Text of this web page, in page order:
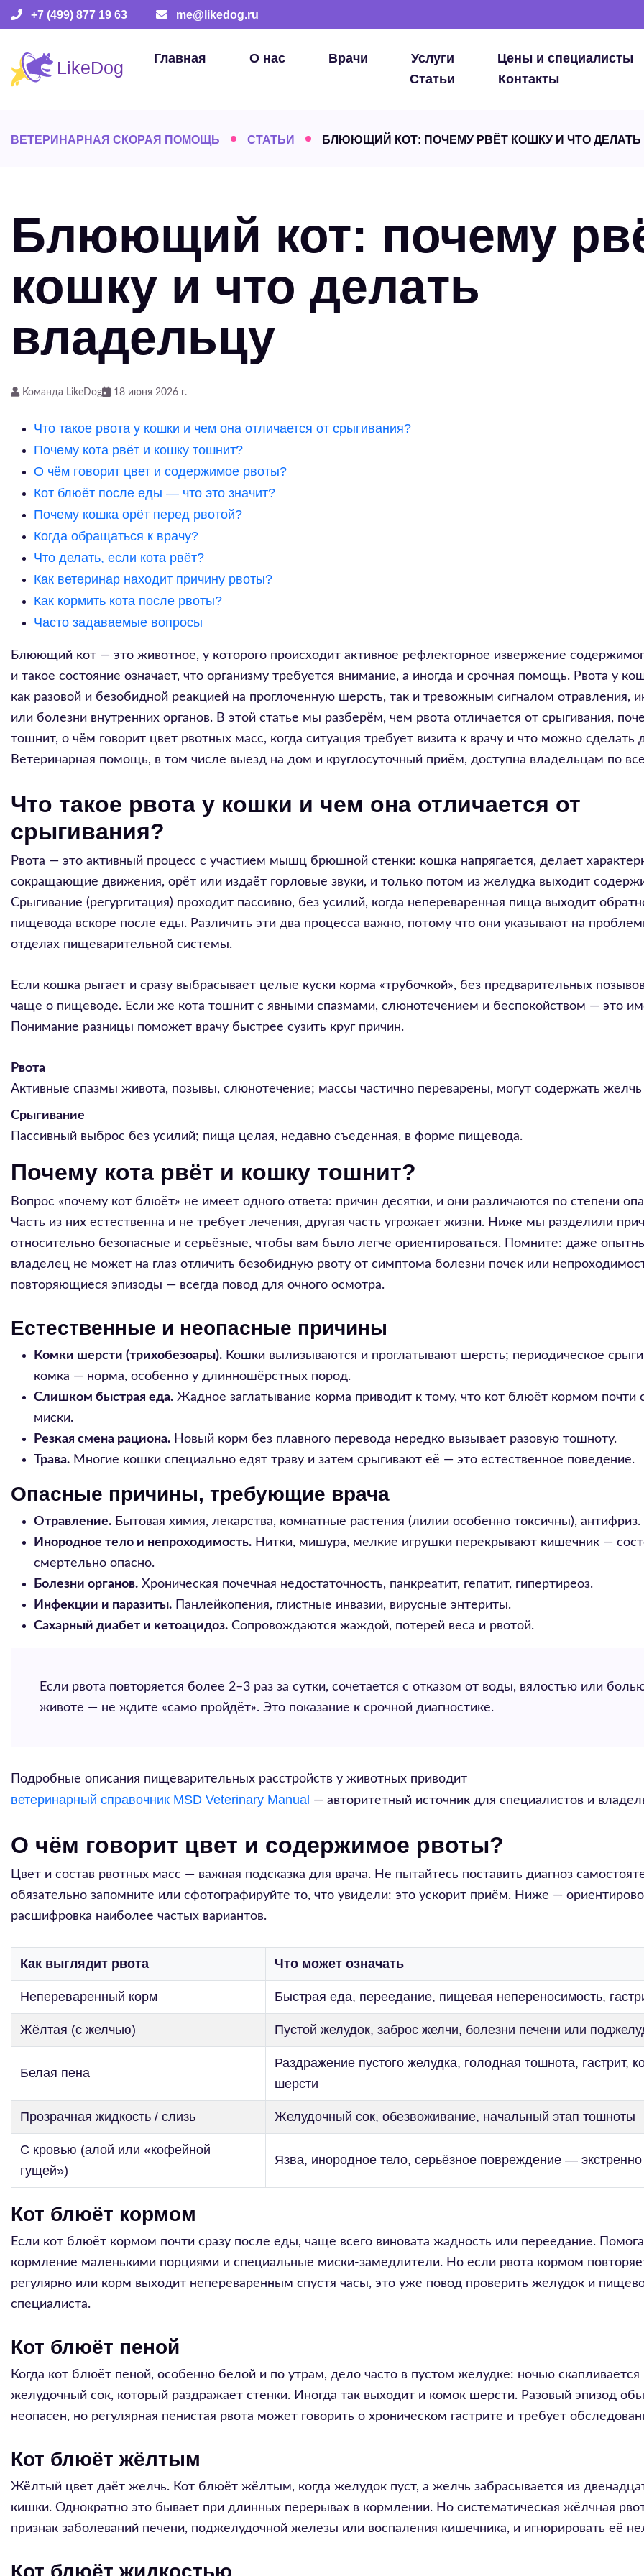
+7 (499) 877 19 63 me@likedog.ru
Главная О нас Врачи Услуги Цены и специалисты
Статьи
Контакты
ВЕТЕРИНАРНАЯ СКОРАЯ ПОМОЩЬ СТАТЬИ БЛЮЮЩИЙ КОТ: ПОЧЕМУ РВЁТ КОШКУ И ЧТО
Блюющий кот: почему
кошку и что делать
владельцу
Команда LikeDog 18 июня 2026 г.
Что такое рвота у кошки и чем она отличается от срыгивания?
Почему кота рвёт и кошку тошнит?
О чём говорит цвет и содержимое рвоты?
Кот блюёт после еды — что это значит?
Почему кошка орёт перед рвотой?
Когда обращаться к врачу?
Что делать, если кота рвёт?
Как ветеринар находит причину рвоты?
Как кормить кота после рвоты?
Часто задаваемые вопросы
Блюющий кот — это животное, у которого происходит активное рефлекторное извержение
и такое состояние означает, что организму требуется внимание, а иногда и срочная помощь. Рвота у
как разовой и безобидной реакцией на проглоченную шерсть, так и тревожным сигналом отравления,
или болезни внутренних органов. В этой статье мы разберём, чем рвота отличается от срыгивания,
тошнит, о чём говорит цвет рвотных масс, когда ситуация требует визита к врачу и что можно сделать
Ветеринарная помощь, в том числе выезд на дом и круглосуточный приём, доступна владельцам по
Что такое рвота у кошки и чем она отличается от
срыгивания?
Рвота — это активный процесс с участием мышц брюшной стенки: кошка напрягается, делает
сокращающие движения, орёт или издаёт горловые звуки, и только потом из желудка выходит
Срыгивание (регургитация) проходит пассивно, без усилий, когда непереваренная пища выходит
пищевода вскоре после еды. Различить эти два процесса важно, потому что они указывают на
отделах пищеварительной системы.
Если кошка рыгает и сразу выбрасывает целые куски корма «трубочкой», без предварительных
чаще о пищеводе. Если же кота тошнит с явными спазмами, слюнотечением и беспокойством — это
Понимание разницы поможет врачу быстрее сузить круг причин.
Рвота
Активные спазмы живота, позывы, слюнотечение; массы частично переварены, могут содержать желчь
Срыгивание
Пассивный выброс без усилий; пища целая, недавно съеденная, в форме пищевода.
Почему кота рвёт и кошку тошнит?
Вопрос «почему кот блюёт» не имеет одного ответа: причин десятки, и они различаются по степени
Часть из них естественна и не требует лечения, другая часть угрожает жизни. Ниже мы разделили
относительно безопасные и серьёзные, чтобы вам было легче ориентироваться. Помните: даже
владелец не может на глаз отличить безобидную рвоту от симптома болезни почек или
повторяющиеся эпизоды — всегда повод для очного осмотра.
Естественные и неопасные причины
Комки шерсти (трихобезоары). Кошки вылизываются и проглатывают шерсть; периодическое
комка — норма, особенно у длинношёрстных пород.
Слишком быстрая еда. Жадное заглатывание корма приводит к тому, что кот блюёт кормом почти
миски.
Резкая смена рациона. Новый корм без плавного перевода нередко вызывает разовую тошноту.
Трава. Многие кошки специально едят траву и затем срыгивают её — это естественное поведение.
Опасные причины, требующие врача
Отравление. Бытовая химия, лекарства, комнатные растения (лилии особенно токсичны), антифриз.
Инородное тело и непроходимость. Нитки, мишура, мелкие игрушки перекрывают кишечник —
смертельно опасно.
Болезни органов. Хроническая почечная недостаточность, панкреатит, гепатит, гипертиреоз.
Инфекции и паразиты. Панлейкопения, глистные инвазии, вирусные энтериты.
Сахарный диабет и кетоацидоз. Сопровождаются жаждой, потерей веса и рвотой.
Если рвота повторяется более 2–3 раз за сутки, сочетается с отказом от воды, вялостью или
животе — не ждите «само пройдёт». Это показание к срочной диагностике.
Подробные описания пищеварительных расстройств у животных приводит
ветеринарный справочник MSD Veterinary Manual — авторитетный источник для специалистов и
О чём говорит цвет и содержимое рвоты?
Цвет и состав рвотных масс — важная подсказка для врача. Не пытайтесь поставить диагноз
обязательно запомните или сфотографируйте то, что увидели: это ускорит приём. Ниже —
расшифровка наиболее частых вариантов.
Как выглядит рвота Что может означать
Непереваренный корм Быстрая еда, переедание, пищевая непереносимость,
Жёлтая (с желчью) Пустой желудок, заброс желчи, болезни печени или
Белая пена
Раздражение пустого желудка, голодная тошнота, гастрит,
шерсти
Прозрачная жидкость / слизь Желудочный сок, обезвоживание, начальный этап тошноты
С кровью (алой или «кофейной
гущей»)
Язва, инородное тело, серьёзное повреждение — экстренно
Кот блюёт кормом
Если кот блюёт кормом почти сразу после еды, чаще всего виновата жадность или переедание.
кормление маленькими порциями и специальные миски-замедлители. Но если рвота кормом
регулярно или корм выходит непереваренным спустя часы, это уже повод проверить желудок и
специалиста.
Кот блюёт пеной
Когда кот блюёт пеной, особенно белой и по утрам, дело часто в пустом желудке: ночью скапливается
желудочный сок, который раздражает стенки. Иногда так выходит и комок шерсти. Разовый эпизод
неопасен, но регулярная пенистая рвота может говорить о хроническом гастрите и требует
Кот блюёт жёлтым
Жёлтый цвет даёт желчь. Кот блюёт жёлтым, когда желудок пуст, а желчь забрасывается из
кишки. Однократно это бывает при длинных перерывах в кормлении. Но систематическая жёлчная
признак заболеваний печени, поджелудочной железы или воспаления кишечника, и игнорировать её
Кот блюёт жидкостью